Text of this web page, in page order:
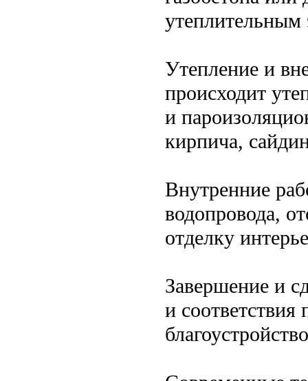
Утепление и
происходит
и
кирпича,
Внутренние
водопровода,
отделку
Завершение и
и соответствия